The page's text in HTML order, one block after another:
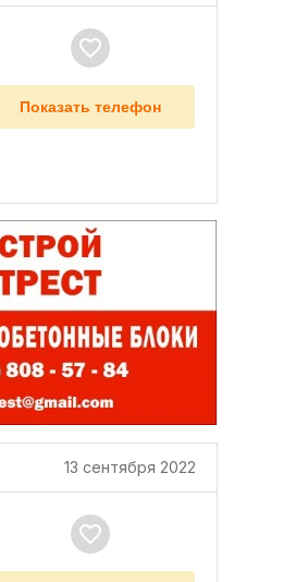
Показать телефон
13 сентября 2022